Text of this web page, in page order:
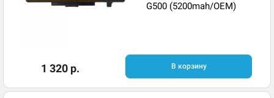
G500 (5200mah/OEM)
1 320 р. В корзину